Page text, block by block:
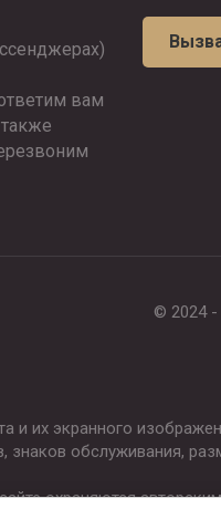
вам
© 2024
и их экранного
знаков обслуживания,
охраняются